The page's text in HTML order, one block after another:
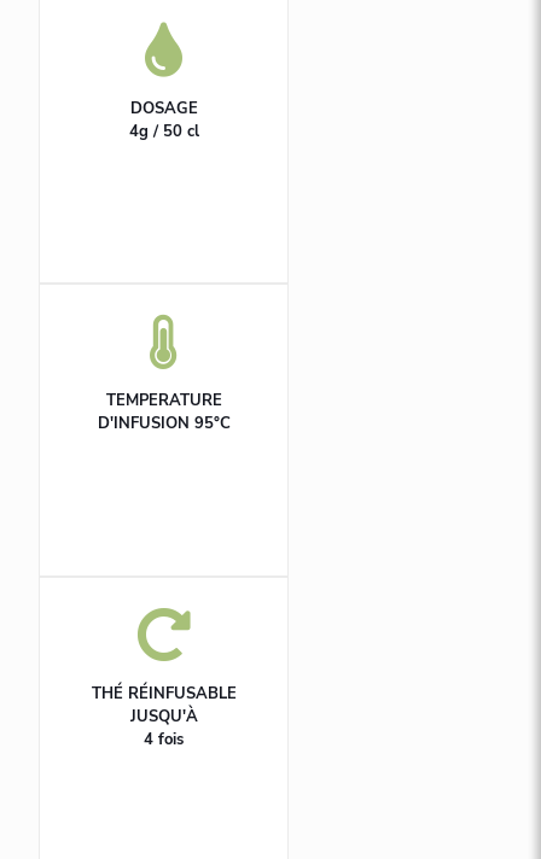
DOSAGE
4g / 50 cl
TEMPERATURE
D'INFUSION 95°C
THÉ RÉINFUSABLE
JUSQU'À
4 fois